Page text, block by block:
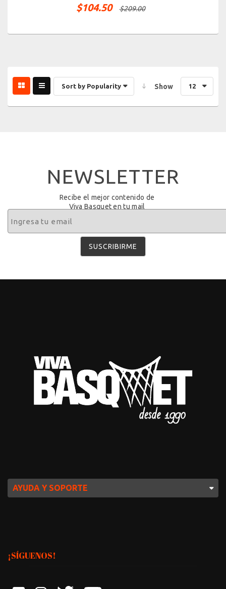
$209.00
$104.50
Sort by Popularity Show 12
NEWSLETTER
Recibe el mejor contenido de
Viva Basquet en tu mail
AYUDA Y SOPORTE
¡SÍGUENOS!